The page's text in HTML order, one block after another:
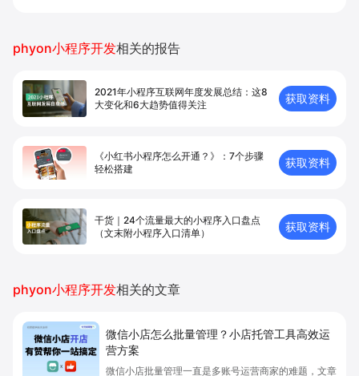
phyon小程序开发相关的报告
2021年小程序互联网年度发展总结：这8
大变化和6大趋势值得关注
获取资料
《小红书小程序怎么开通？》：7个步骤
轻松搭建
获取资料
干货｜24个流量最大的小程序入口盘点
（文末附小程序入口清单）
获取资料
phyon小程序开发相关的文章
微信小店怎么批量管理？小店托管工具高效运
营方案
微信小店批量管理一直是多账号运营商家的难题，文章